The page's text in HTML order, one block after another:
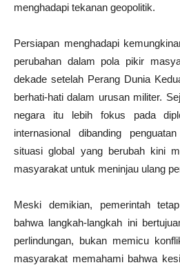
menghadapi tekanan geopolitik.
Persiapan menghadapi
perubahan dalam pola pikir
dekade setelah Perang Dunia
berhati-hati dalam urusan militer.
negara itu lebih fokus pada
internasional dibanding
situasi global yang berubah kini
masyarakat untuk meninjau ulang
Meski demikian, pemerintah
bahwa langkah-langkah ini
perlindungan, bukan memicu
masyarakat memahami bahwa